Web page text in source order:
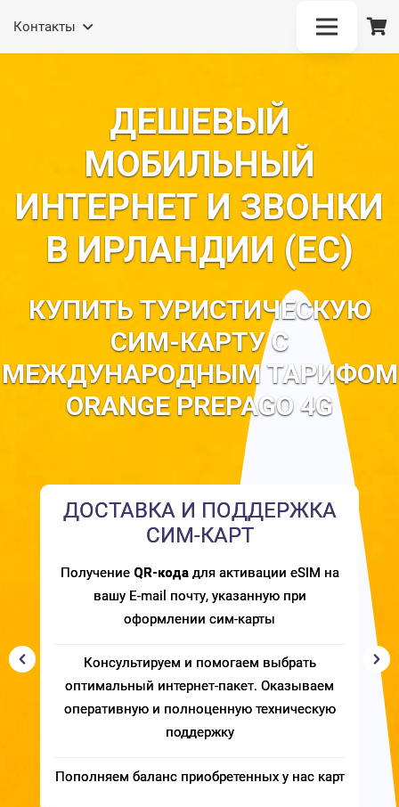
Контакты
ДЕШЕВЫЙ
МОБИЛЬНЫЙ
ИНТЕРНЕТ И ЗВОНКИ
В ИРЛАНДИИ (ЕС)
КУПИТЬ ТУРИСТИЧЕСКУЮ
СИМ-КАРТУ С
МЕЖДУНАРОДНЫМ ТАРИФОМ
ORANGE PREPAGO 4G
ДОСТАВКА И ПОДДЕРЖКА
СИМ-КАРТ
Получение QR-кодадля активации eSIM на
вашу E-mail почту, указанную при
оформлении сим-карты
Консультируем и помогаем выбрать
оптимальный интернет-пакет. Оказываем
оперативную и полноценную техническую
поддержку
Пополняем баланс приобретенных у нас карт